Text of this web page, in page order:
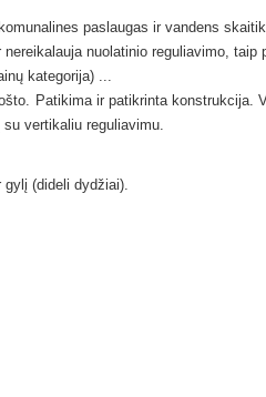
paslaugas ir vandens
nuolatinio reguliavimo, taip
kategorija) ...
Patikima ir patikrinta konstrukcija.
vertikaliu reguliavimu.
(dideli dydžiai).